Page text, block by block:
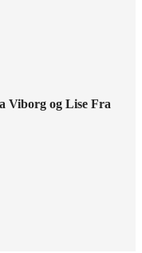
Viborg og Lise Fra